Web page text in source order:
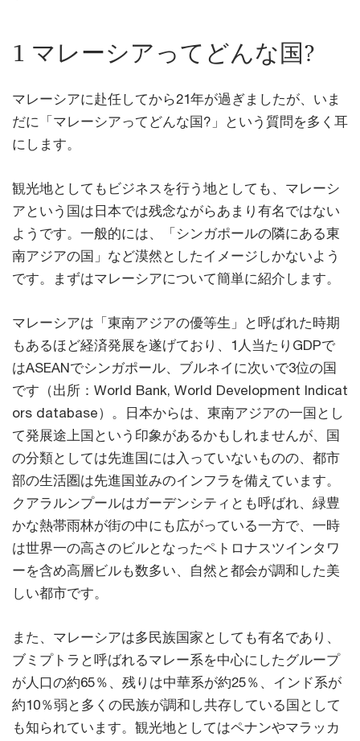
1 マレーシアってどんな国?
マレーシアに赴任してから21年が過ぎましたが、いま
だに「マレーシアってどんな国?」という質問を多く耳
にします。
観光地としてもビジネスを行う地としても、マレーシ
アという国は日本では残念ながらあまり有名ではない
ようです。一般的には、「シンガポールの隣にある東
南アジアの国」など漠然としたイメージしかないよう
です。まずはマレーシアについて簡単に紹介します。
マレーシアは「東南アジアの優等生」と呼ばれた時期
もあるほど経済発展を遂げており、1人当たりGDPで
はASEANでシンガポール、ブルネイに次いで3位の国
です（出所：World Bank, World Development Indicat
ors database）。日本からは、東南アジアの一国とし
て発展途上国という印象があるかもしれませんが、国
の分類としては先進国には入っていないものの、都市
部の生活圏は先進国並みのインフラを備えています。
クアラルンプールはガーデンシティとも呼ばれ、緑豊
かな熱帯雨林が街の中にも広がっている一方で、一時
は世界一の高さのビルとなったペトロナスツインタワ
ーを含め高層ビルも数多い、自然と都会が調和した美
しい都市です。
また、マレーシアは多民族国家としても有名であり、
ブミプトラと呼ばれるマレー系を中心にしたグループ
が人口の約65％、残りは中華系が約25％、インド系が
約10％弱と多くの民族が調和し共存している国として
も知られています。観光地としてはペナンやマラッカ